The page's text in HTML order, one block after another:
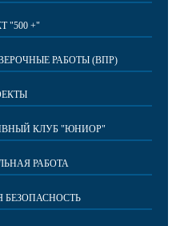
"500 +"
РАБОТЫ (ВПР)
КЛУБ "ЮНИОР"
РАБОТА